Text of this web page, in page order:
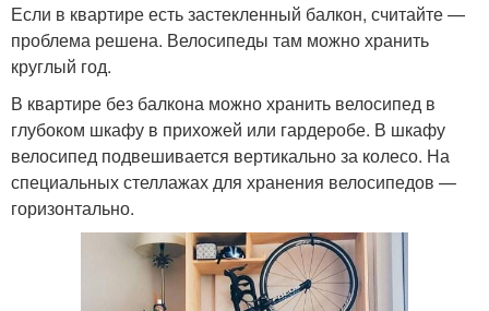
Если в квартире есть застекленный балкон, считайте —
проблема решена. Велосипеды там можно хранить
круглый год.
В квартире без балкона можно хранить велосипед в
глубоком шкафу в прихожей или гардеробе. В шкафу
велосипед подвешивается вертикально за колесо. На
специальных стеллажах для хранения велосипедов —
горизонтально.